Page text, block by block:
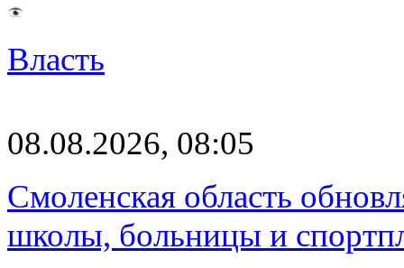
Власть
08.08.2026, 08:05
Смоленская область
школы, больницы и